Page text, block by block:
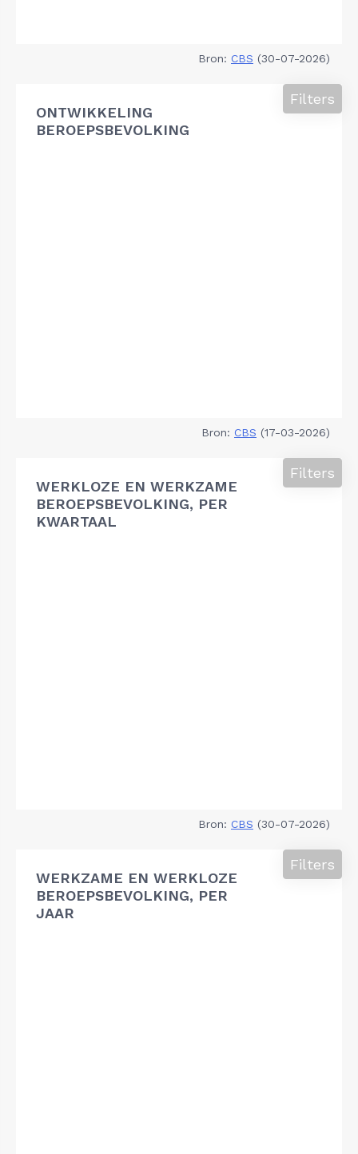
Bron: CBS (30-07-2026)
ONTWIKKELING
BEROEPSBEVOLKING
Filters
Bron: CBS (17-03-2026)
WERKLOZE EN WERKZAME
BEROEPSBEVOLKING, PER
KWARTAAL
Filters
Bron: CBS (30-07-2026)
WERKZAME EN WERKLOZE
BEROEPSBEVOLKING, PER
JAAR
Filters